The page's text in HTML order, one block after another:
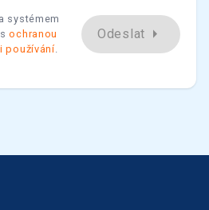
systémem
sochranou
používání.
Odeslat arrow_right